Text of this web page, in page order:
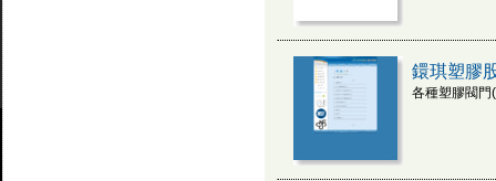
鐶琪塑膠
各種塑膠閥門